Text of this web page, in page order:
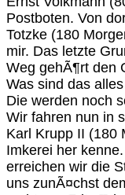
Postboten. Von
Totzke (180
mir. Das letzte
Weg gehÃ¶rt den
Was sind das
Die werden noch
Wir fahren nun in
Karl Krupp II (180
Imkerei her
erreichen wir die
uns zunÃ¤chst